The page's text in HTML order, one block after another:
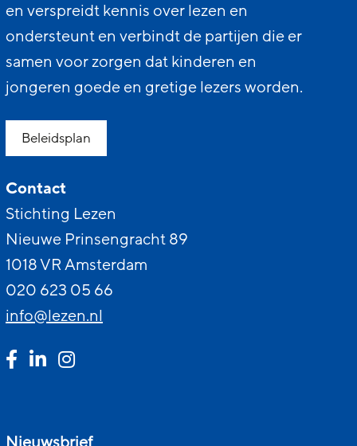
en verspreidt kennis over lezen en
ondersteunt en verbindt de partijen die er
samen voor zorgen dat kinderen en
jongeren goede en gretige lezers worden.
Beleidsplan
Contact
Stichting Lezen
Nieuwe Prinsengracht 89
1018 VR Amsterdam
020 623 05 66
info@lezen.nl